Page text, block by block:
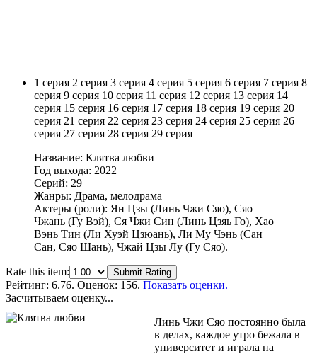
1 серия 2 серия 3 серия 4 серия 5 серия 6 серия 7 серия 8
серия 9 серия 10 серия 11 серия 12 серия 13 серия 14
серия 15 серия 16 серия 17 серия 18 серия 19 серия 20
серия 21 серия 22 серия 23 серия 24 серия 25 серия 26
серия 27 серия 28 серия 29 серия
Название: Клятва любви
Год выхода: 2022
Серий: 29
Жанры: Драма, мелодрама
Актеры (роли): Ян Цзы (Линь Чжи Сяо), Сяо
Чжань (Гу Вэй), Ся Чжи Син (Линь Цзяь Го), Хао
Вэнь Тин (Ли Хуэй Цзюань), Ли Му Чэнь (Сан
Сан, Сяо Шань), Чжай Цзы Лу (Гу Сяо).
Rate this item: Submit Rating
Рейтинг: 6.76. Оценок: 156. Показать оценки.
Засчитываем оценку...
Линь Чжи Сяо постоянно была
в делах, каждое утро бежала в
университет и играла на